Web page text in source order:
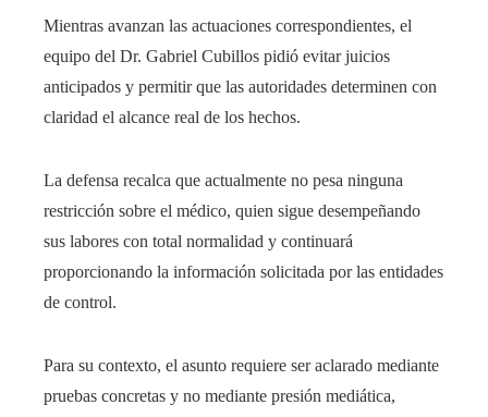
Mientras avanzan las actuaciones correspondientes, el
equipo del Dr. Gabriel Cubillos pidió evitar juicios
anticipados y permitir que las autoridades determinen con
claridad el alcance real de los hechos.
La defensa recalca que actualmente no pesa ninguna
restricción sobre el médico, quien sigue desempeñando
sus labores con total normalidad y continuará
proporcionando la información solicitada por las entidades
de control.
Para su contexto, el asunto requiere ser aclarado mediante
pruebas concretas y no mediante presión mediática,